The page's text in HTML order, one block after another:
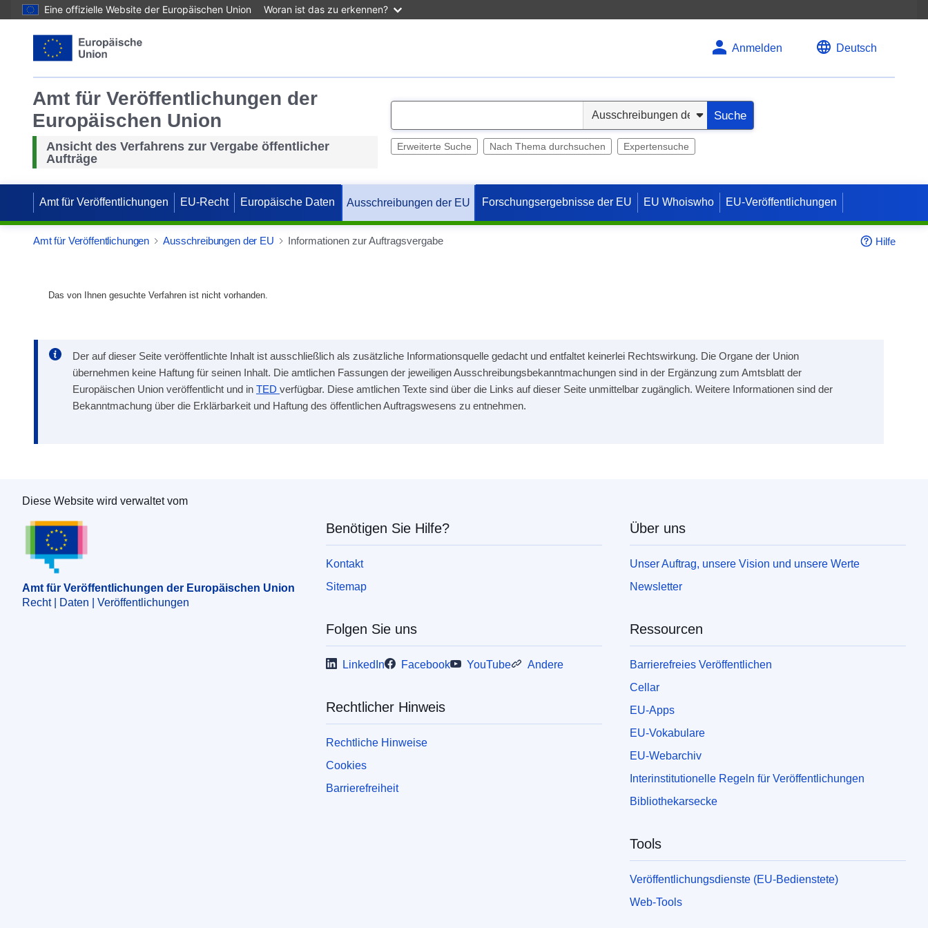
Eine offizielle Website der Europäischen Union Woran ist das zu erkennen?
Anmelden Deutsch
Amt für Veröffentlichungen der
Europäischen Union
Ansicht des Verfahrens zur Vergabe öffentlicher
Aufträge
e
t
Suche
Erweiterte Suche Nach Thema durchsuchen Expertensuche
Amt für Veröffentlichungen EU-Recht Europäische Daten Ausschreibungen der EU Forschungsergebnisse der EU EU Whoiswho EU-Veröffentlichungen
Amt für Veröffentlichungen Ausschreibungen der EU Informationen zur Auftragsvergabe Hilfe
Das von Ihnen gesuchte Verfahren ist nicht vorhanden.
Der auf dieser Seite veröffentlichte Inhalt ist ausschließlich als zusätzliche Informationsquelle gedacht und entfaltet keinerlei Rechtswirkung. Die Organe der Union
übernehmen keine Haftung für seinen Inhalt. Die amtlichen Fassungen der jeweiligen Ausschreibungsbekanntmachungen sind in der Ergänzung zum Amtsblatt der
Europäischen Union veröffentlicht und in TED verfügbar. Diese amtlichen Texte sind über die Links auf dieser Seite unmittelbar zugänglich. Weitere Informationen sind der
Bekanntmachung über die Erklärbarkeit und Haftung des öffentlichen Auftragswesens zu entnehmen.
Amt für Veröffentlichungen der Europäischen Union
Diese Website wird verwaltet vom
Amt für Veröffentlichungen der Europäischen Union
Recht | Daten | Veröffentlichungen
Benötigen Sie Hilfe?
Kontakt
Sitemap
Folgen Sie uns
LinkedIn Facebook YouTube Andere
Rechtlicher Hinweis
Rechtliche Hinweise
Cookies
Barrierefreiheit
Über uns
Unser Auftrag, unsere Vision und unsere Werte
Newsletter
Ressourcen
Barrierefreies Veröffentlichen
Cellar
EU-Apps
EU-Vokabulare
EU-Webarchiv
Interinstitutionelle Regeln für Veröffentlichungen
Bibliothekarsecke
Tools
Veröffentlichungsdienste (EU-Bedienstete)
Web-Tools